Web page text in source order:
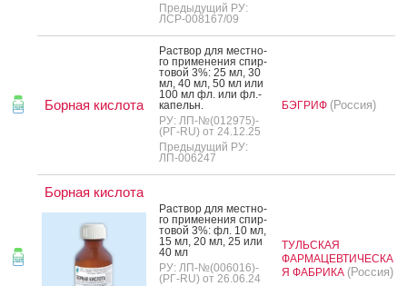
Предыдущий РУ:
ЛСР-008167/09
Борная кислота
Рас­твор для мес­тно­
го при­мене­ния спир­
то­вой 3%: 25 мл, 30
мл, 40 мл, 50 мл или
100 мл фл. или фл.-
ка­пельн.
РУ: ЛП-№(012975)-
(РГ-RU) от 24.12.25
Предыдущий РУ:
ЛП-006247
БЭГРИФ (Россия)
Борная кислота
Рас­твор для мес­тно­
го при­мене­ния спир­
то­вой 3%: фл. 10 мл,
15 мл, 20 мл, 25 или
40 мл
РУ: ЛП-№(006016)-
(РГ-RU) от 26.06.24
ТУЛЬСКАЯ
ФАРМАЦЕВТИЧЕСКА
Я ФАБРИКА (Россия)